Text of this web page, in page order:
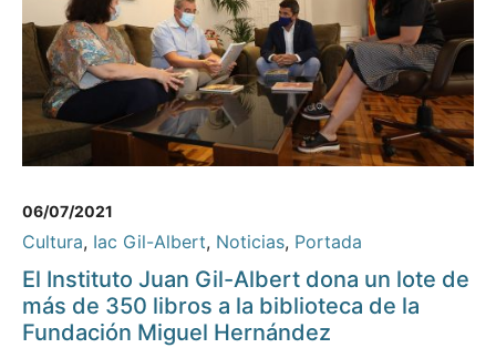
06/07/2021
Cultura, Iac Gil-Albert, Noticias, Portada
El Instituto Juan Gil-Albert dona un lote de
más de 350 libros a la biblioteca de la
Fundación Miguel Hernández